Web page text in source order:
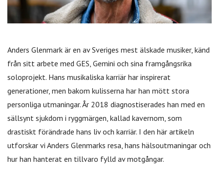
Anders Glenmark är en av Sveriges mest älskade musiker, känd
från sitt arbete med GES, Gemini och sina framgångsrika
soloprojekt. Hans musikaliska karriär har inspirerat
generationer, men bakom kulisserna har han mött stora
personliga utmaningar. År 2018 diagnostiserades han med en
sällsynt sjukdom i ryggmärgen, kallad kavernom, som
drastiskt förändrade hans liv och karriär. I den här artikeln
utforskar vi Anders Glenmarks resa, hans hälsoutmaningar och
hur han hanterat en tillvaro fylld av motgångar.